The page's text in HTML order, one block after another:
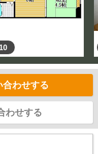
合わせする
わせする